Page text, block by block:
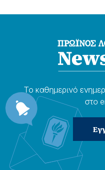
Το καθημερɩνό
στο